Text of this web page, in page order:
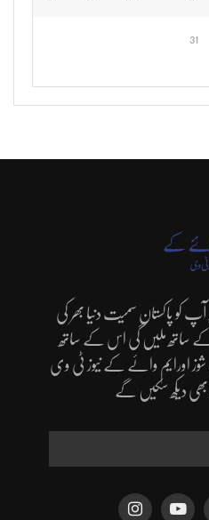
31
کو پاکستان سمیت دنیا بھر کی
کے ساتھ ملیں گی اس کے ساتھ
اورایم وائے کے نیوز ٹی وی
بھی دیکھ سکیں گے